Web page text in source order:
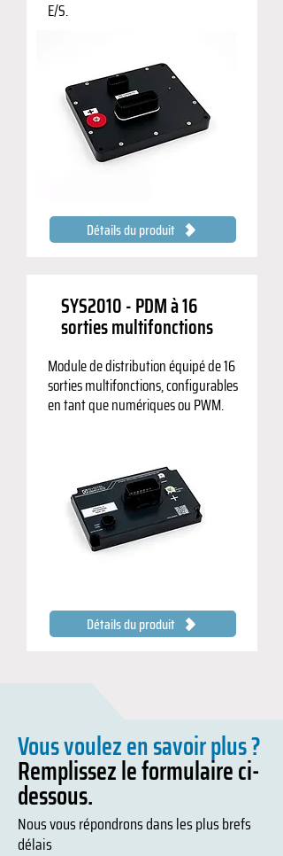
E/S.
Détails du produit
SYS2010 - PDM à 16
sorties multifonctions
Module de distribution équipé de 16
sorties multifonctions, configurables
en tant que numériques ou PWM.
Détails du produit
Vous voulez en savoir plus ?
Remplissez le formulaire ci-
dessous.
Nous vous répondrons dans les plus brefs
délais